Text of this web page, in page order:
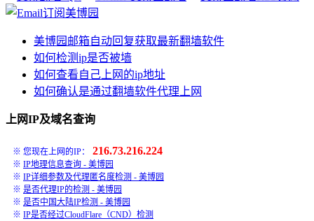
美博园邮箱自动回复获取最新翻墙软件
如何检测ip是否被墙
如何查看自己上网的ip地址
如何确认是通过翻墙软件代理上网
上网IP及域名查询
※ 您现在上网的IP： 216.73.216.224
※ IP地理信息查询 - 美博园
※ IP详细参数及代理匿名度检测 - 美博园
※ 是否代理IP的检测 - 美博园
※ 是否中国大陆IP检测 - 美博园
※ IP是否经过CloudFlare（CND）检测